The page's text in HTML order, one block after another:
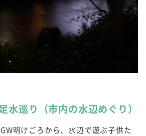
水巡り（市内の水辺めぐり）
明けごろから、水辺で遊ぶ子供た